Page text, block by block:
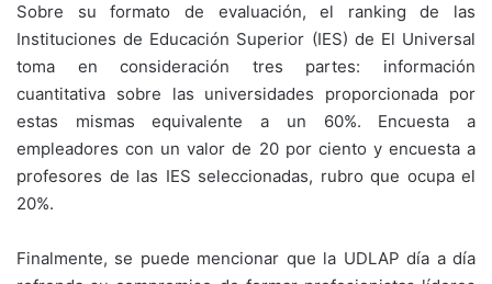
Sobre su formato de evaluación, el ranking de las
Instituciones de Educación Superior (IES) de El Universal
toma en consideración tres partes: información
cuantitativa sobre las universidades proporcionada por
estas mismas equivalente a un 60%. Encuesta a
empleadores con un valor de 20 por ciento y encuesta a
profesores de las IES seleccionadas, rubro que ocupa el
20%.
Finalmente, se puede mencionar que la UDLAP día a día